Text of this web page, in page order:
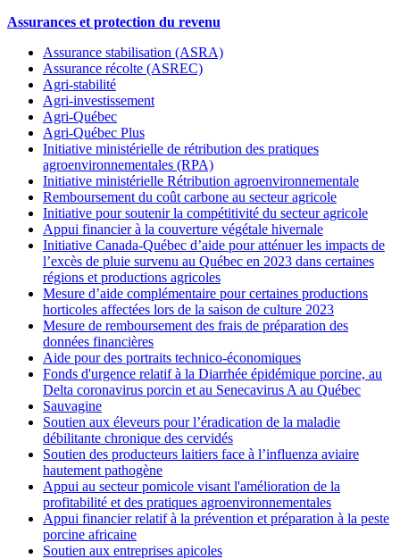
Assurances et protection du revenu
Assurance stabilisation (ASRA)
Assurance récolte (ASREC)
Agri-stabilité
Agri-investissement
Agri-Québec
Agri-Québec Plus
Initiative ministérielle de rétribution des pratiques
agroenvironnementales (RPA)
Initiative ministérielle Rétribution agroenvironnementale
Remboursement du coût carbone au secteur agricole
Initiative pour soutenir la compétitivité du secteur agricole
Appui financier à la couverture végétale hivernale
Initiative Canada-Québec d’aide pour atténuer les impacts de
l’excès de pluie survenu au Québec en 2023 dans certaines
régions et productions agricoles
Mesure d’aide complémentaire pour certaines productions
horticoles affectées lors de la saison de culture 2023
Mesure de remboursement des frais de préparation des
données financières
Aide pour des portraits technico-économiques
Fonds d'urgence relatif à la Diarrhée épidémique porcine, au
Delta coronavirus porcin et au Senecavirus A au Québec
Sauvagine
Soutien aux éleveurs pour l’éradication de la maladie
débilitante chronique des cervidés
Soutien des producteurs laitiers face à l’influenza aviaire
hautement pathogène
Appui au secteur pomicole visant l'amélioration de la
profitabilité et des pratiques agroenvironnementales
Appui financier relatif à la prévention et préparation à la peste
porcine africaine
Soutien aux entreprises apicoles